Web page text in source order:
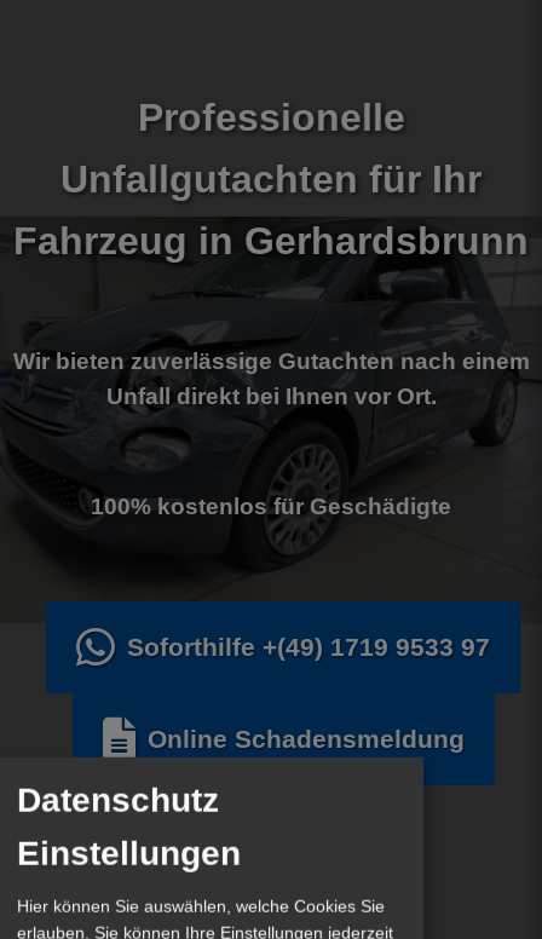
Professionelle
Unfallgutachten für Ihr
Fahrzeug in Gerhardsbrunn
Wir bieten zuverlässige Gutachten nach einem
Unfall direkt bei Ihnen vor Ort.
100% kostenlos für Geschädigte
Soforthilfe +(49) 1719 9533 97
Online Schadensmeldung
Datenschutz
Einstellungen
Hier können Sie auswählen, welche Cookies Sie
erlauben. Sie können Ihre Einstellungen jederzeit